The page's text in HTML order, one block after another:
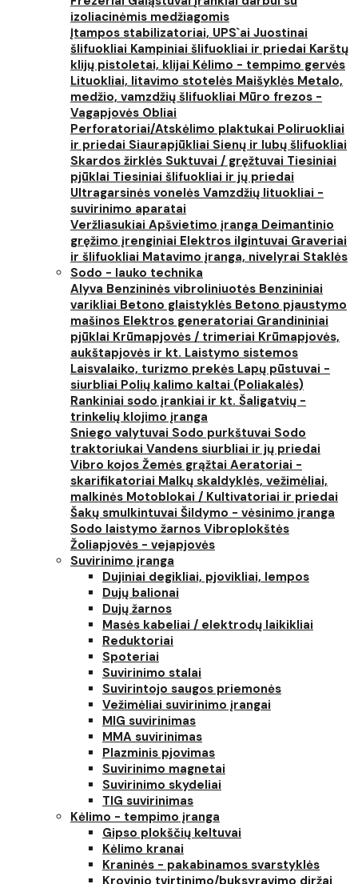
izoliacinėmis medžiagomis
Įtampos stabilizatoriai, UPS`ai Juostinai
šlifuokliai Kampiniai šlifuokliai ir priedai Karštų
klijų pistoletai, klijai Kėlimo - tempimo gervės
Lituokliai, litavimo stotelės Maišyklės Metalo,
medžio, vamzdžių šlifuokliai Mūro frezos -
Vagapjovės Obliai
Perforatoriai/Atskėlimo plaktukai Poliruokliai
ir priedai Siaurapjūkliai Sienų ir lubų šlifuokliai
Skardos žirklės Suktuvai / gręžtuvai Tiesiniai
pjūklai Tiesiniai šlifuokliai ir jų priedai
Ultragarsinės vonelės Vamzdžių lituokliai -
suvirinimo aparatai
Veržliasukiai Apšvietimo įranga Deimantinio
gręžimo įrenginiai Elektros ilgintuvai Graveriai
ir šlifuokliai Matavimo įranga, nivelyrai Staklės
Sodo - lauko technika
Alyva Benzininės vibroliniuotės Benzininiai
varikliai Betono glaistyklės Betono pjaustymo
mašinos Elektros generatoriai Grandininiai
pjūklai Krūmapjovės / trimeriai Krūmapjovės,
aukštapjovės ir kt. Laistymo sistemos
Laisvalaiko, turizmo prekės Lapų pūstuvai -
siurbliai Polių kalimo kaltai (Poliakalės)
Rankiniai sodo įrankiai ir kt. Šaligatvių -
trinkelių klojimo įranga
Sniego valytuvai Sodo purkštuvai Sodo
traktoriukai Vandens siurbliai ir jų priedai
Vibro kojos Žemės grąžtai Aeratoriai -
skarifikatoriai Malkų skaldyklės, vežimėliai,
malkinės Motoblokai / Kultivatoriai ir priedai
Šakų smulkintuvai Šildymo - vėsinimo įranga
Sodo laistymo žarnos Vibroplokštės
Žoliapjovės - vejapjovės
Suvirinimo įranga
Dujiniai degikliai, pjovikliai, lempos
Dujų balionai
Dujų žarnos
Masės kabeliai / elektrodų laikikliai
Reduktoriai
Spoteriai
Suvirinimo stalai
Suvirintojo saugos priemonės
Vežimėliai suvirinimo įrangai
MIG suvirinimas
MMA suvirinimas
Plazminis pjovimas
Suvirinimo magnetai
Suvirinimo skydeliai
TIG suvirinimas
Kėlimo - tempimo įranga
Gipso plokščių keltuvai
Kėlimo kranai
Kraninės - pakabinamos svarstyklės
Krovinio tvirtinimo/buksyravimo diržai